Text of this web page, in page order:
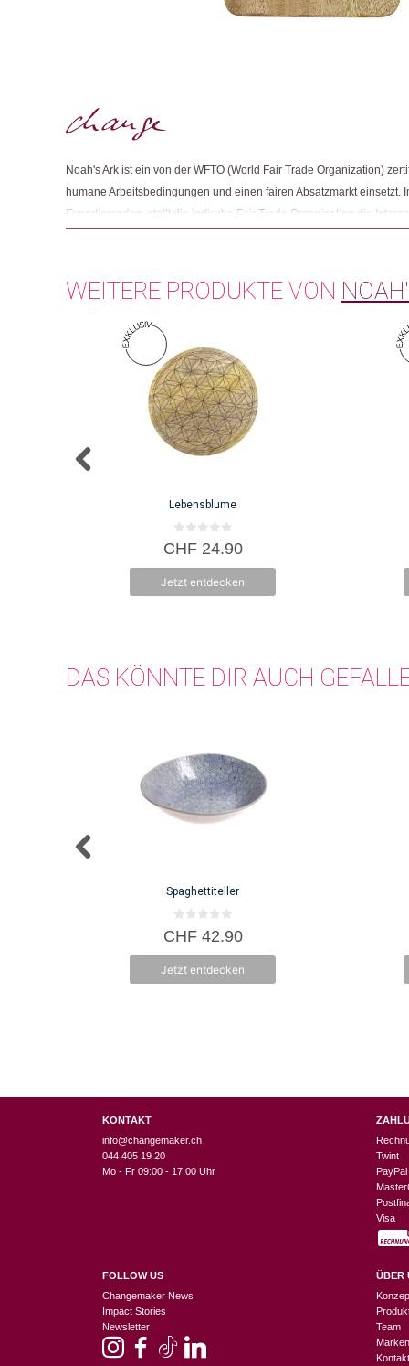
Noah's Ark ist ein von der WFTO (World Fair Trade Organization)
humane Arbeitsbedingungen und einen fairen Absatzmarkt einsetzt.
Exportierenden, stellt die indische Fair Trade Organisation die
Projekten für sauberes Trinkwasser.
WEITERE PRODUKTE VON
Lebensblume
0
v
5
CHF24.90
Jetzt entdecken
DAS KÖNNTE DIR AUCH
Spaghettiteller
0
v
5
CHF42.90
Jetzt entdecken
KONTAKT
info@changemaker.ch
044 405 19 20
Mo - Fr 09:00 - 17:00 Uhr
FOLLOW US
Changemaker News
Impact Stories
Newsletter
Twint
PayPal
Visa
ÜBER
Team
Marken
Kontakt